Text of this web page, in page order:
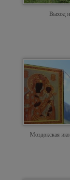
Выход
Моздокская